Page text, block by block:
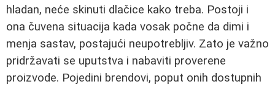
hladan, neće skinuti dlačice kako treba. Postoji i
ona čuvena situacija kada vosak počne da dimi i
menja sastav, postajući neupotrebljiv. Zato je važno
pridržavati se uputstva i nabaviti proverene
proizvode. Pojedini brendovi, poput onih dostupnih